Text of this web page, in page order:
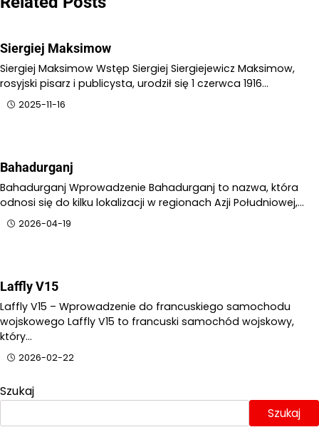
Siergiej Maksimow
Siergiej Maksimow Wstęp Siergiej Siergiejewicz Maksimow,
rosyjski pisarz i publicysta, urodził się 1 czerwca 1916…
2025-11-16
Bahadurganj
Bahadurganj Wprowadzenie Bahadurganj to nazwa, która
odnosi się do kilku lokalizacji w regionach Azji Południowej,…
2026-04-19
Laffly V15
Laffly V15 – Wprowadzenie do francuskiego samochodu
wojskowego Laffly V15 to francuski samochód wojskowy,
który…
2026-02-22
Szukaj
Szukaj